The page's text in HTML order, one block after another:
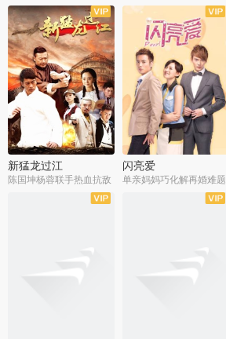
全36集
新猛龙过江
陈国坤杨蓉联手热血抗敌
全37集
闪亮爱
单亲妈妈巧化解再婚难题